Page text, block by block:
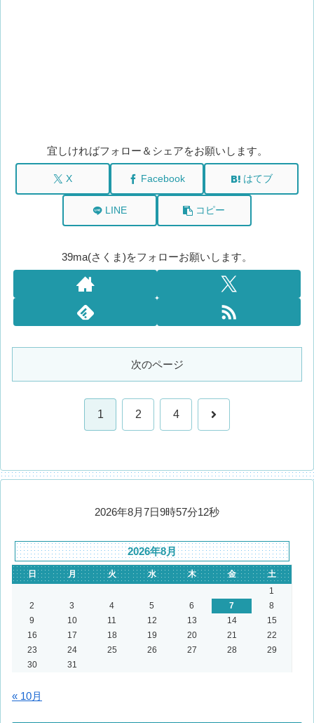
宜しければフォロー＆シェアをお願いします。
X Facebook はてブ
LINE コピー
39ma(さくま)をフォローお願いします。
次のページ
1 2 4 次
2026年8月7日9時57分13秒
2026年8月
日 月 火 水 木 金
土
1
2
3 4 5 6 7
8
9
10 11 12 13 14
15
16
17 18 19 20 21
22
23
24 25 26 27 28
29
30
31
« 10月